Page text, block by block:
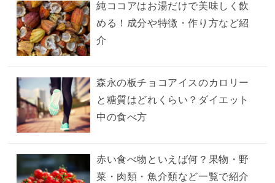
純ココアはお湯だけで美味しく飲
める！成分や特徴・作り方など紹
介
森永の板チョコアイスのカロリー
と糖質はどれくらい？ダイエット
中の食べ方
赤い食べ物といえば何？果物・野
菜・肉類・魚介類など一覧で紹介